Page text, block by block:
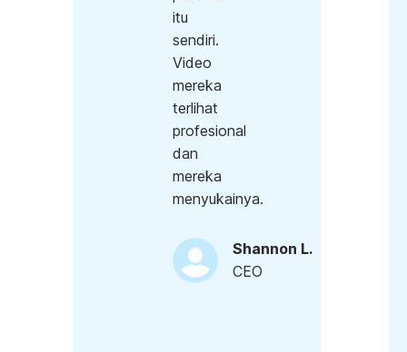
itu
sendiri.
Video
mereka
terlihat
profesional
dan
mereka
menyukainya.
Shannon L.
CEO